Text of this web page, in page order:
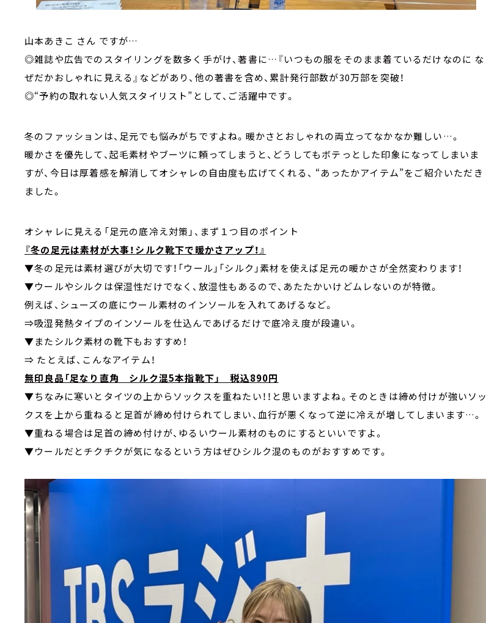
山本あきこ さん ですが…
◎雑誌や広告でのスタイリングを数多く手がけ、著書に…『いつもの服をそのまま着ているだけなのに な
ぜだかおしゃれに見える』などがあり、他の著書を含め、累計発行部数が30万部を突破！
◎“予約の取れない人気スタイリスト”として、ご活躍中です。
冬のファッションは、足元でも悩みがちですよね。暖かさとおしゃれの両立ってなかなか難しい…。
暖かさを優先して、起毛素材やブーツに頼ってしまうと、どうしてもボテっとした印象になってしまいま
すが、今日は厚着感を解消してオシャレの自由度も広げてくれる、 “あったかアイテム”をご紹介いただき
ました。
オシャレに見える「足元の底冷え対策」、まず１つ目のポイント
『冬の足元は素材が大事！シルク靴下で暖かさアップ！』
▼冬の足元は素材選びが大切です！「ウール」「シルク」素材を使えば足元の暖かさが全然変わります！
▼ウールやシルクは保湿性だけでなく、放湿性もあるので、あたたかいけどムレないのが特徴。
例えば、シューズの底にウール素材のインソールを入れてあげるなど。
⇒吸湿発熱タイプのインソールを仕込んであげるだけで底冷え度が段違い。
▼またシルク素材の靴下もおすすめ！
⇒ たとえば、こんなアイテム！
無印良品「足なり直角 シルク混5本指靴下」 税込890円
▼ちなみに寒いとタイツの上からソックスを重ねたい！！と思いますよね。そのときは締め付けが強いソッ
クスを上から重ねると足首が締め付けられてしまい、血行が悪くなって逆に冷えが増してしまいます…。
▼重ねる場合は足首の締め付けが、ゆるいウール素材のものにするといいですよ。
▼ウールだとチクチクが気になるという方はぜひシルク混のものがおすすめです。